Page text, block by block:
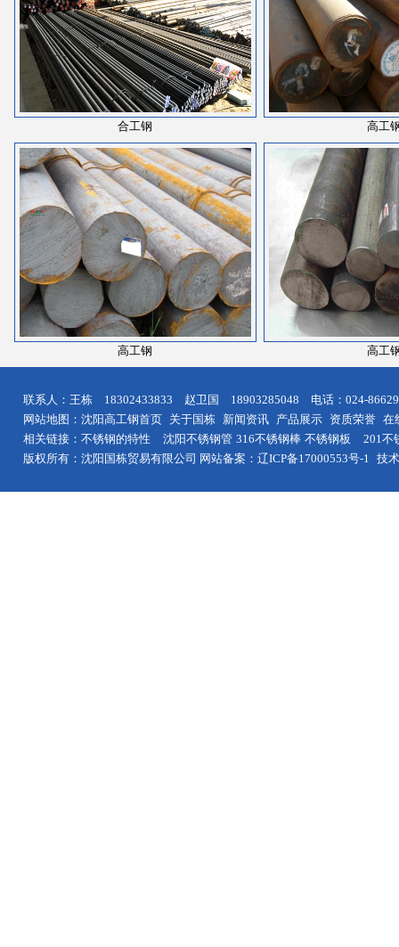
合工钢 高工
高工钢 高工
联系人：王栋 18302433833 赵卫国 18903285048 电话：024-
网站地图： 沈阳高工钢首页 关于国栋 新闻资讯 产品展示 资质荣誉 在
相关链接： 不锈钢的特性 沈阳不锈钢管 316不锈钢棒 不锈钢板
201不
版权所有：沈阳国栋贸易有限公司 网站备案： 辽ICP备17000553号-1 技